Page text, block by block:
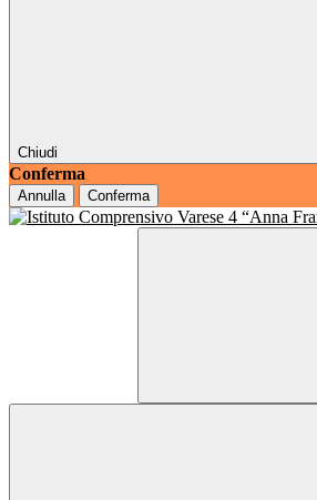
Chiudi
Conferma
Annulla Conferma